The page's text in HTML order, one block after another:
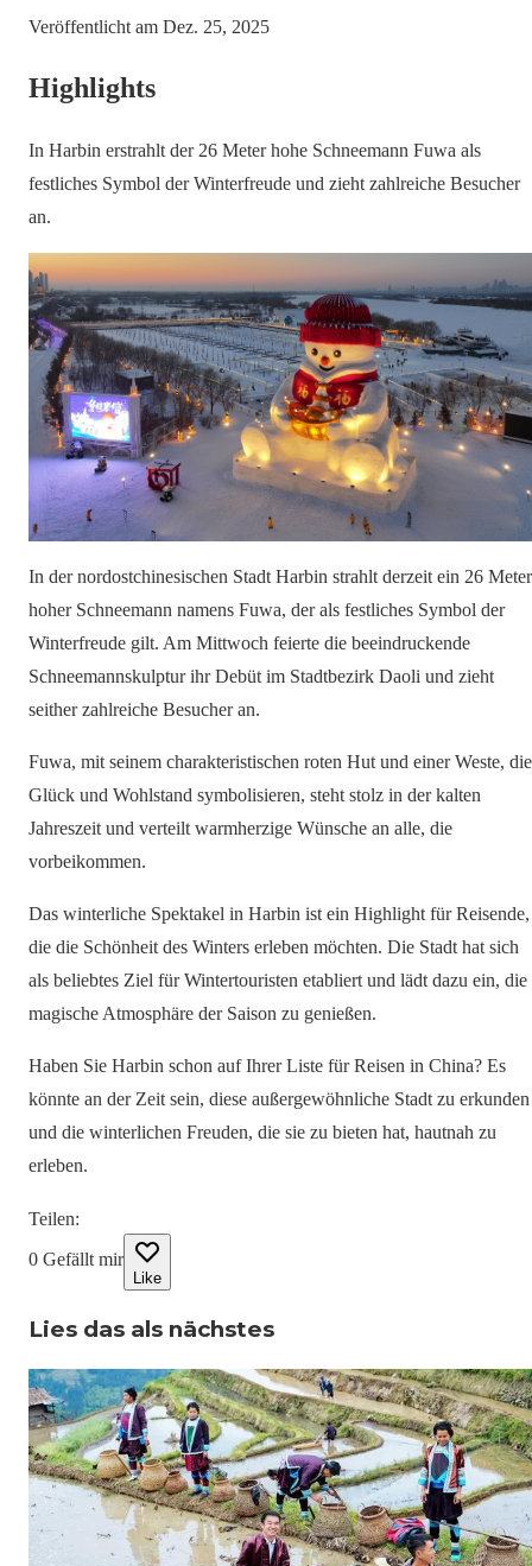
Veröffentlicht am Dez. 25, 2025
Highlights
In Harbin erstrahlt der 26 Meter hohe Schneemann Fuwa als
festliches Symbol der Winterfreude und zieht zahlreiche Besucher
an.
In der nordostchinesischen Stadt Harbin strahlt derzeit ein 26 Meter
hoher Schneemann namens Fuwa, der als festliches Symbol der
Winterfreude gilt. Am Mittwoch feierte die beeindruckende
Schneemannskulptur ihr Debüt im Stadtbezirk Daoli und zieht
seither zahlreiche Besucher an.
Fuwa, mit seinem charakteristischen roten Hut und einer Weste, die
Glück und Wohlstand symbolisieren, steht stolz in der kalten
Jahreszeit und verteilt warmherzige Wünsche an alle, die
vorbeikommen.
Das winterliche Spektakel in Harbin ist ein Highlight für Reisende,
die die Schönheit des Winters erleben möchten. Die Stadt hat sich
als beliebtes Ziel für Wintertouristen etabliert und lädt dazu ein, die
magische Atmosphäre der Saison zu genießen.
Haben Sie Harbin schon auf Ihrer Liste für Reisen in China? Es
könnte an der Zeit sein, diese außergewöhnliche Stadt zu erkunden
und die winterlichen Freuden, die sie zu bieten hat, hautnah zu
erleben.
Teilen:
0 Gefällt mir
Like
Lies das als nächstes